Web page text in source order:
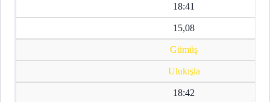
18:41
15,08
Gümüş
Ulukışla
18:42